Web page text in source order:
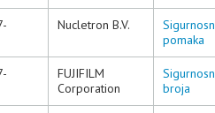
Nucletron B.V.
pomaka
FUJIFILM
Corporation
broja